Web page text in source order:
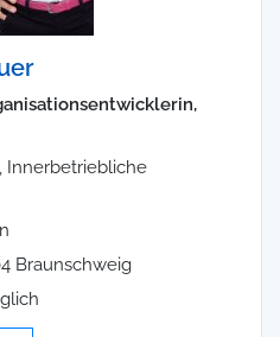
Innerbetriebliche
Braunschweig